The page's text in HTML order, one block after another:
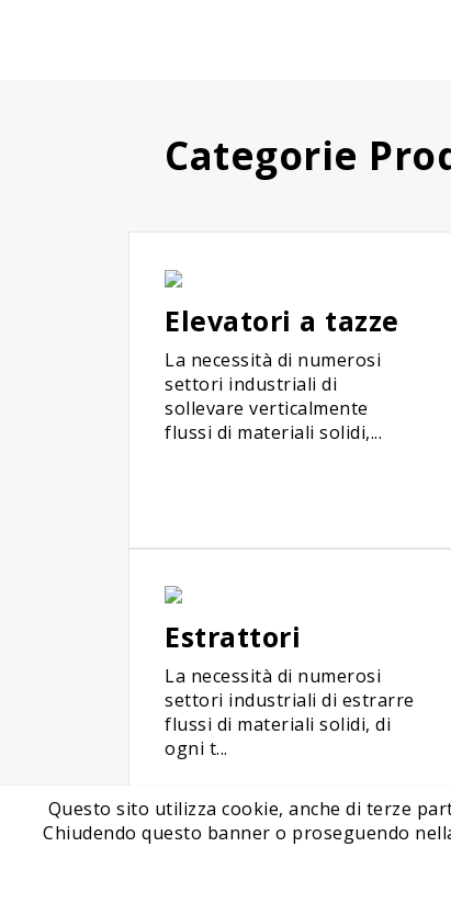
Categorie
Elevatori a tazze
La necessità di numerosi
settori industriali di
sollevare verticalmente
flussi di materiali solidi,...
Estrattori
La necessità di numerosi
settori industriali di estrarre
flussi di materiali solidi, di
ogni t...
Questo sito utilizza cookie, anche di terze
Chiudendo questo banner o proseguendo